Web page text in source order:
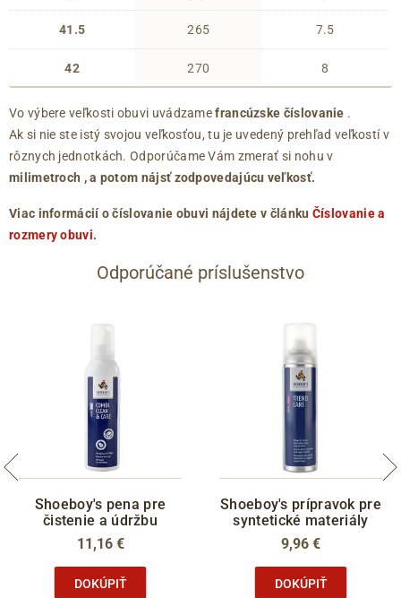
41.5
42
265
270
7.5
8
Vo výbere veľkosti obuvi uvádzamefrancúzske číslovanie .
Ak si nie ste istý svojou veľkosťou, tu je uvedený prehľad veľkostí v
rôznych jednotkách. Odporúčame Vám zmerať si nohu v
milimetroch , a potom nájsť zodpovedajúcu veľkosť.
Viac informácií o číslovanie obuvi nájdete v článku Číslovanie a
rozmery obuvi.
Odporúčané príslušenstvo
Shoeboy's pena pre
čistenie a údržbu
11,16 €
DOKÚPIŤ
Shoeboy's prípravok pre
syntetické materiály
9,96 €
DOKÚPIŤ